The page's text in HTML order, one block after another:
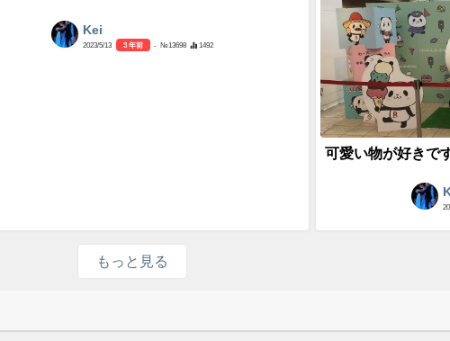
Kei
2023/5/13 3 年前 - №13698 1492
可愛い物が好きで
もっと見る